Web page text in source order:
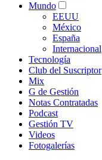
Mundo
EEUU
México
España
Internacional
Tecnología
Club del Suscriptor
Mix
G de Gestión
Notas Contratadas
Podcast
Gestión TV
Videos
Fotogalerías